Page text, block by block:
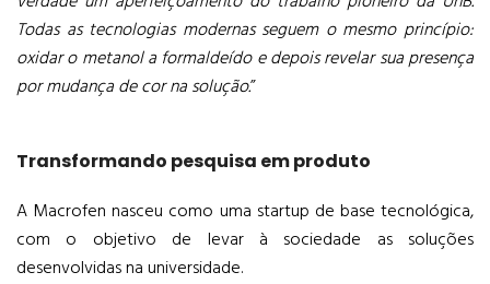
Todas as tecnologias modernas seguem o mesmo princípio:
oxidar o metanol a formaldeído e depois revelar sua presença
por mudança de cor na solução.”
Transformando pesquisa em produto
A Macrofen nasceu como uma startup de base tecnológica,
com o objetivo de levar à sociedade as soluções
desenvolvidas na universidade.